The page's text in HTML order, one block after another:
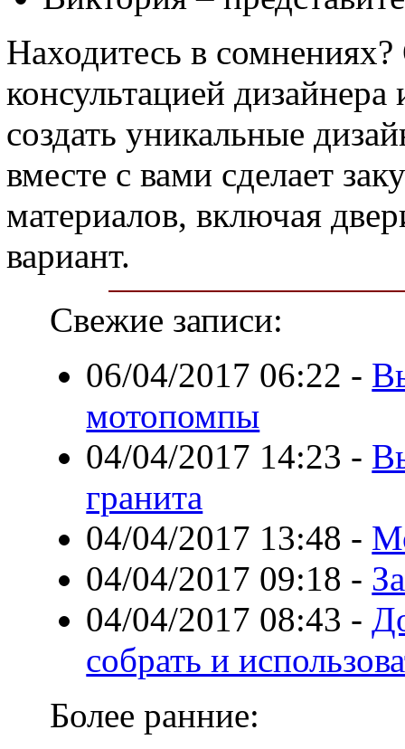
Находитесь в сомнениях?
консультацией
создать уникальные
вместе с вами сделает
материалов, включая
вариант.
Свежие записи:
06/04/2017 06:22 -
мотопомпы
04/04/2017 14:23 -
гранита
04/04/2017 13:48 -
04/04/2017 09:18 -
04/04/2017 08:43 -
собрать и
Более ранние: